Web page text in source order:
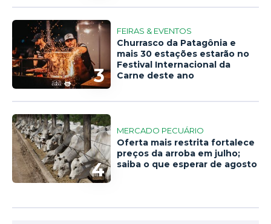
3
FEIRAS & EVENTOS
Churrasco da Patagônia e
mais 30 estações estarão no
Festival Internacional da
Carne deste ano
4
MERCADO PECUÁRIO
Oferta mais restrita fortalece
preços da arroba em julho;
saiba o que esperar de agosto